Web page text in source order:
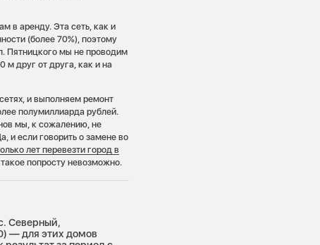
в аренду. Эта сеть, как и
(более 70%), поэтому
Пятницкого мы не проводим
м друг от друга, как и на
и выполняем ремонт
полумиллиарда рублей.
мы, к сожалению, не
и если говорить о замене во
лет перевезти город в
попросту невозможно.
Северный,
— для этих домов